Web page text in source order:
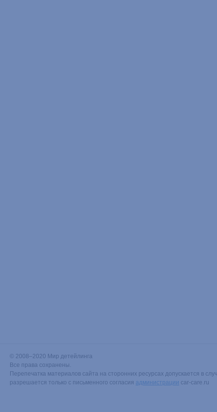
© 2008–2020 Мир детейлинга
Все права сохранены.
Перепечатка материалов сайта на сторонних ресурсах допускается в
разрешается только с письменного согласия администрации car-care.ru